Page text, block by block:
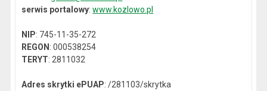
serwis portalowy:www.kozlowo.pl
NIP: 745-11-35-272
REGON: 000538254
TERYT: 2811032
Adres skrytki ePUAP: /281103/skrytka